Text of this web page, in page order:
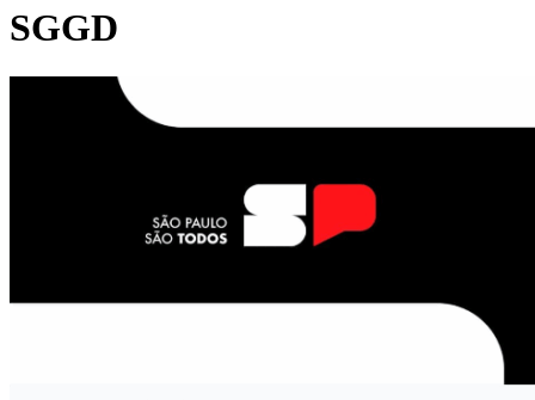
SGGD